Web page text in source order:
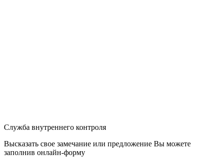
Служба внутреннего контроля
Высказать свое замечание или предложение Вы можете
заполнив онлайн-форму